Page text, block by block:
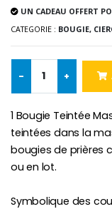
-10%
€5.50
-25%
Huile
UN CADEAU OFFERT
CATEGORIE : BOUGIE,
- +
1 Bougie Teintée
teintées dans la
bougies de prières
ou en lot.
Symbolique des